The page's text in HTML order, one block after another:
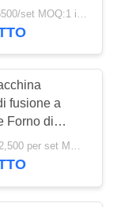
USD5500-6500/set MOQ:1 insieme
fusione a
Forno di
acciaio e
USD2,000-2,500 per set MOQ:1